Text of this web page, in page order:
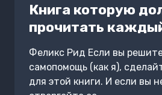
ПРИВЯЗАННОСТИ
ВОСПИТАНИЯ
НА
ДВА
ДОМА.
Книга которую
прочитать
Феликс Рид Если вы
самопомощь (как я),
для этой книги. И если вы